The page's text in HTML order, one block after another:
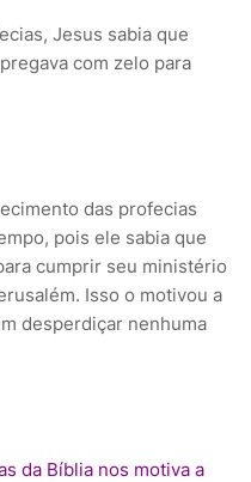
Jesus sabia que
com zelo para
das profecias
pois ele sabia que
cumprir seu ministério
Isso o motivou a
desperdiçar nenhuma
da Bíblia nos motiva a